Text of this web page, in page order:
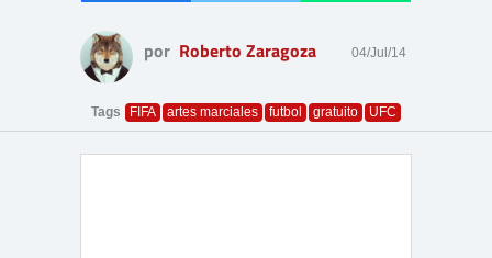
por Roberto Zaragoza 04/Jul/14
Tags FIFA artes marciales futbol gratuito UFC